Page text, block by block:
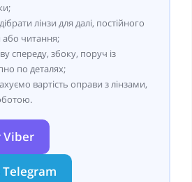
лінзи для далі, постійного
або читання;
спереду, збоку, поруч із
по деталях;
вартість оправи з лінзами,
Viber